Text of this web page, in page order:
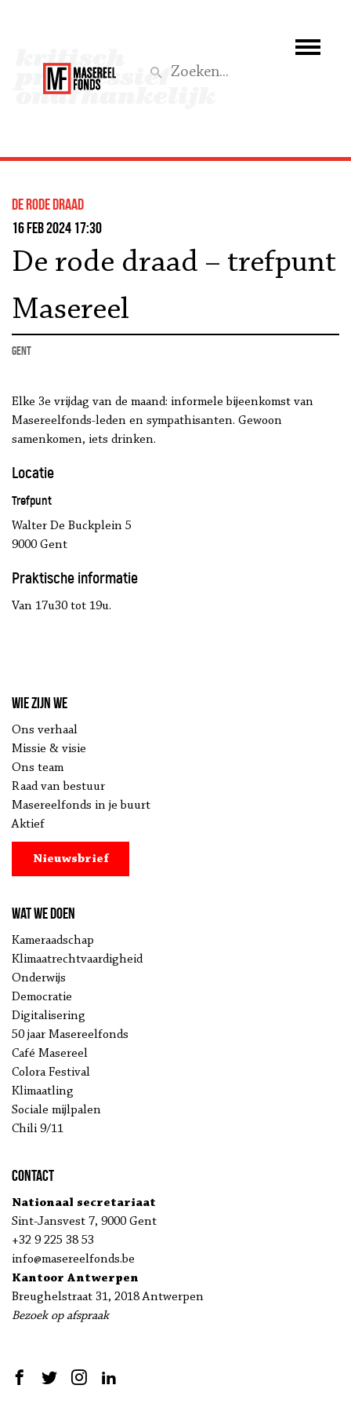
Wat we doen
Aktief
De rode draad
16 feb 2024 17:30
De rode draad – trefpunt
Masereel
Gent
Elke 3e vrijdag van de maand: informele bijeenkomst van
Masereelfonds-leden en sympathisanten. Gewoon
samenkomen, iets drinken.
Locatie
Trefpunt
Walter De Buckplein 5
9000 Gent
Praktische informatie
Van 17u30 tot 19u.
Wie zijn we
Ons verhaal
Missie & visie
Ons team
Raad van bestuur
Masereelfonds in je buurt
Aktief
Nieuwsbrief
Wat we doen
Kameraadschap
Klimaatrechtvaardigheid
Onderwijs
Democratie
Digitalisering
50 jaar Masereelfonds
Café Masereel
Colora Festival
Klimaatling
Sociale mijlpalen
Chili 9/11
Contact
Nationaal secretariaat
Sint-Jansvest 7, 9000 Gent
+32 9 225 38 53
info@masereelfonds.be
Kantoor Antwerpen
Breughelstraat 31, 2018 Antwerpen
Bezoek op afspraak